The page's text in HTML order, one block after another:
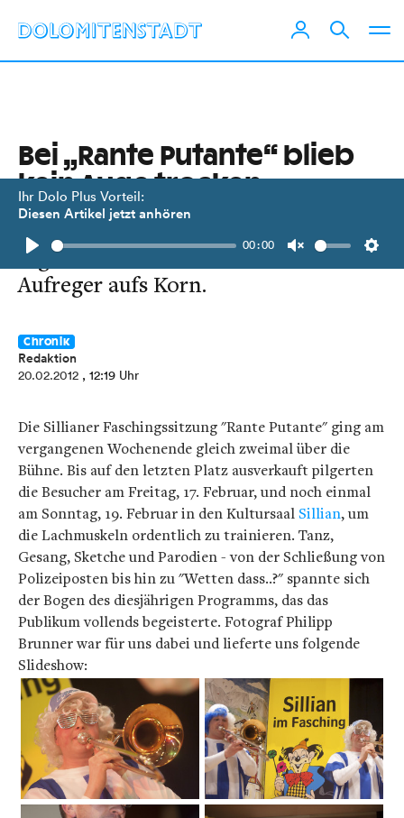
Ihr Dolo Plus Vorteil:
Diesen Artikel jetzt anhören
Play
00:00
Unmute
Bei „Rante Putante“ blieb
kein Auge trocken
28. Sillianer Faschingssitzung nahm
regionale und internationale
Aufreger aufs Korn.
Chronik
Redaktion
20.02.2012 , 12:19 Uhr
Die Sillianer Faschingssitzung "Rante Putante" ging am
vergangenen Wochenende gleich zweimal über die
Bühne. Bis auf den letzten Platz ausverkauft pilgerten
die Besucher am Freitag, 17. Februar, und noch einmal
am Sonntag, 19. Februar in den KultursaalSillian, um
die Lachmuskeln ordentlich zu trainieren. Tanz,
Gesang, Sketche und Parodien - von der Schließung von
Polizeiposten bis hin zu "Wetten dass..?" spannte sich
der Bogen des diesjährigen Programms, das das
Publikum vollends begeisterte. Fotograf Philipp
Brunner war für uns dabei und lieferte uns folgende
Slideshow: